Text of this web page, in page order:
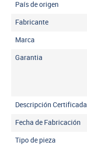
País de origen
Fabricante
Marca
Garantia
Descripción Certificada
Fecha de Fabricación
Tipo de pieza